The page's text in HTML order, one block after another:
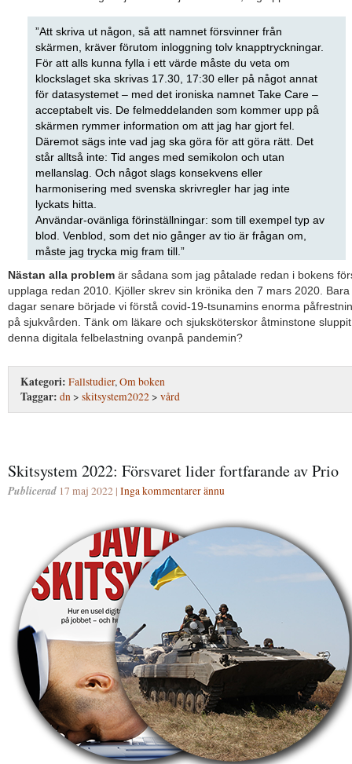
”Att skriva ut någon, så att namnet försvinner från
skärmen, kräver förutom inloggning tolv knapptryckningar.
För att alls kunna fylla i ett värde måste du veta om
klockslaget ska skrivas 17.30, 17:30 eller på något annat
för datasystemet – med det ironiska namnet Take Care –
acceptabelt vis. De felmeddelanden som kommer upp på
skärmen rymmer information om att jag har gjort fel.
Däremot sägs inte vad jag ska göra för att göra rätt. Det
står alltså inte: Tid anges med semikolon och utan
mellanslag. Och något slags konsekvens eller
harmonisering med svenska skrivregler har jag inte
lyckats hitta.
Användar-ovänliga förinställningar: som till exempel typ av
blod. Venblod, som det nio gånger av tio är frågan om,
måste jag trycka mig fram till.”
Nästan alla problem är sådana som jag påtalade redan i bokens
upplaga redan 2010. Kjöller skrev sin krönika den 7 mars 2020. Bara
dagar senare började vi förstå covid-19-tsunamins enorma
på sjukvården. Tänk om läkare och sjuksköterskor åtminstone sluppit
denna digitala felbelastning ovanpå pandemin?
Kategori: Fallstudier, Om boken
Taggar: dn > skitsystem2022 > vård
Skitsystem 2022: Försvaret lider fortfarande av Prio
Publicerad 17 maj 2022 | Inga kommentarer ännu